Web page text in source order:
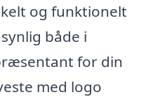
og funktionelt
både i
for din
med logo